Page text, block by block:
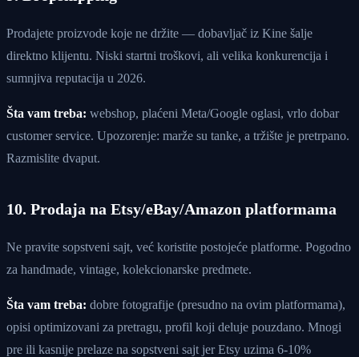
Prodajete proizvode koje ne držite — dobavljač iz Kine šalje
direktno klijentu. Niski startni troškovi, ali velika konkurencija i
sumnjiva reputacija u 2026.
Šta vam treba: webshop, plaćeni Meta/Google oglasi, vrlo dobar
customer service. Upozorenje: marže su tanke, a tržište je pretrpano.
Razmislite dvaput.
10. Prodaja na Etsy/eBay/Amazon platformama
Ne pravite sopstveni sajt, već koristite postojeće platforme. Pogodno
za handmade, vintage, kolekcionarske predmete.
Šta vam treba: dobre fotografije (presudno na ovim platformama),
opisi optimizovani za pretragu, profil koji deluje pouzdano. Mnogi
pre ili kasnije prelaze na sopstveni sajt jer Etsy uzima 6-10%